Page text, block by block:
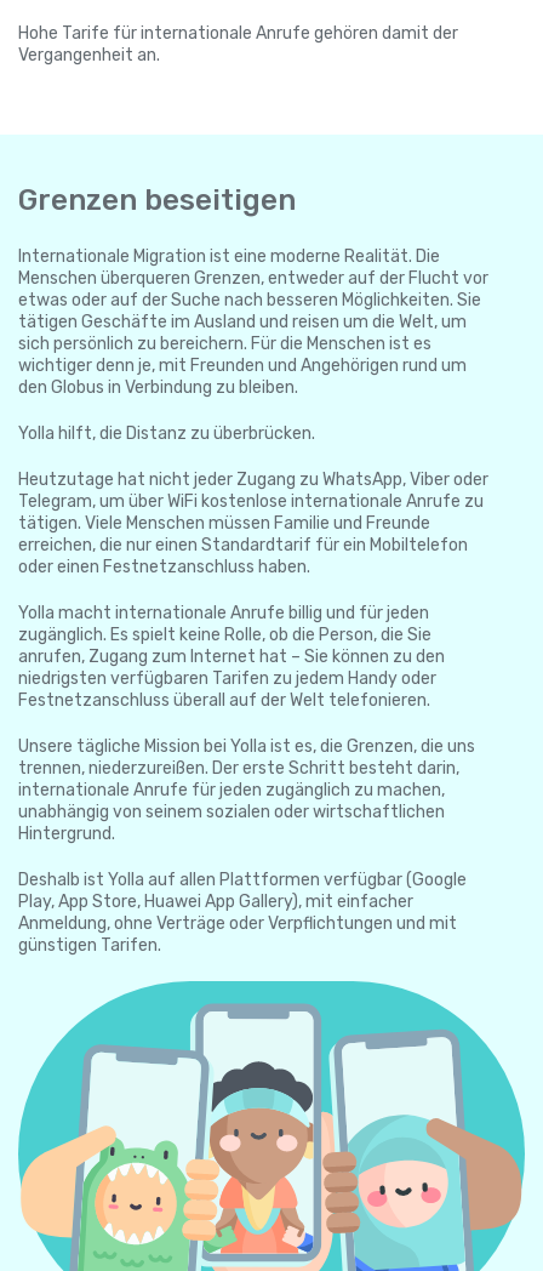
Hohe Tarife für internationale Anrufe gehören damit der
Vergangenheit an.
Grenzen beseitigen
Internationale Migration ist eine moderne Realität. Die
Menschen überqueren Grenzen, entweder auf der Flucht vor
etwas oder auf der Suche nach besseren Möglichkeiten. Sie
tätigen Geschäfte im Ausland und reisen um die Welt, um
sich persönlich zu bereichern. Für die Menschen ist es
wichtiger denn je, mit Freunden und Angehörigen rund um
den Globus in Verbindung zu bleiben.
Yolla hilft, die Distanz zu überbrücken.
Heutzutage hat nicht jeder Zugang zu WhatsApp, Viber oder
Telegram, um über WiFi kostenlose internationale Anrufe zu
tätigen. Viele Menschen müssen Familie und Freunde
erreichen, die nur einen Standardtarif für ein Mobiltelefon
oder einen Festnetzanschluss haben.
Yolla macht internationale Anrufe billig und für jeden
zugänglich. Es spielt keine Rolle, ob die Person, die Sie
anrufen, Zugang zum Internet hat – Sie können zu den
niedrigsten verfügbaren Tarifen zu jedem Handy oder
Festnetzanschluss überall auf der Welt telefonieren.
Unsere tägliche Mission bei Yolla ist es, die Grenzen, die uns
trennen, niederzureißen. Der erste Schritt besteht darin,
internationale Anrufe für jeden zugänglich zu machen,
unabhängig von seinem sozialen oder wirtschaftlichen
Hintergrund.
Deshalb ist Yolla auf allen Plattformen verfügbar (Google
Play, App Store, Huawei App Gallery), mit einfacher
Anmeldung, ohne Verträge oder Verpflichtungen und mit
günstigen Tarifen.